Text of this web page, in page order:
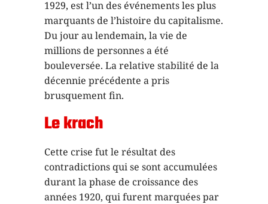
1929, est l’un des événements les plus
marquants de l’histoire du capitalisme.
Du jour au lendemain, la vie de
millions de personnes a été
bouleversée. La relative stabilité de la
décennie précédente a pris
brusquement fin.
Le krach
Cette crise fut le résultat des
contradictions qui se sont accumulées
durant la phase de croissance des
années 1920, qui furent marquées par